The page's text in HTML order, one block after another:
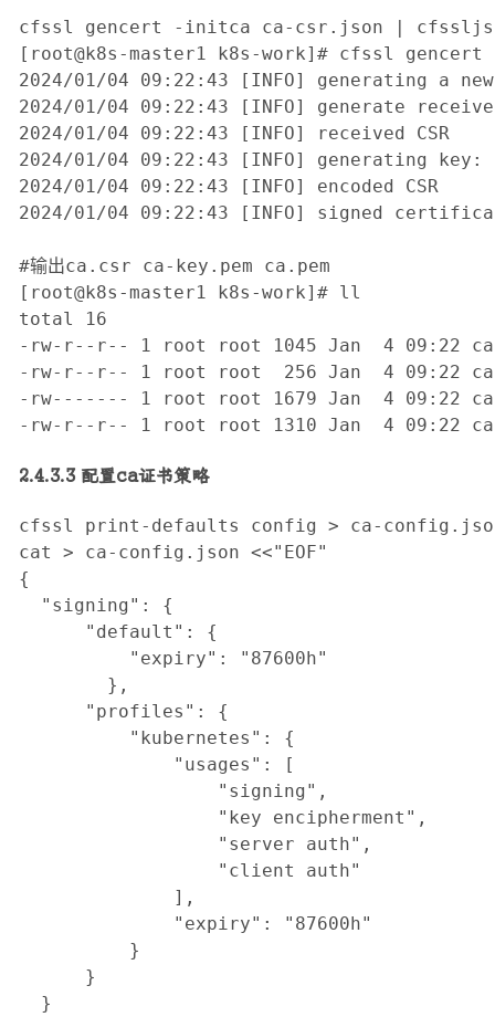
cfssl gencert -initca ca-csr.json |
[root@k8s-master1 k8s-work]# cfssl
2024/01/04 09:22:43 [INFO] generating a
2024/01/04 09:22:43 [INFO] generate
2024/01/04 09:22:43 [INFO] received CSR
2024/01/04 09:22:43 [INFO] generating key:
2024/01/04 09:22:43 [INFO] encoded CSR
2024/01/04 09:22:43 [INFO] signed certificate
#输出ca.csr ca-key.pem ca.pem
[root@k8s-master1 k8s-work]# ll
total 16
-rw-r--r-- 1 root root 1045 Jan  4 09:22
-rw-r--r-- 1 root root  256 Jan  4 09:22
-rw------- 1 root root 1679 Jan  4 09:22 ca-
-rw-r--r-- 1 root root 1310 Jan  4 09:22
2.4.3.3 配置ca证书策略
cfssl print-defaults config > ca-
cat > ca-config.json <<"EOF"
{
  "signing": {
"default": {
"expiry": "87600h"
},
"profiles": {
"kubernetes": {
"usages": [
"signing",
"key encipherment",
"server auth",
"client auth"
],
"expiry": "87600h"
}
}
  }